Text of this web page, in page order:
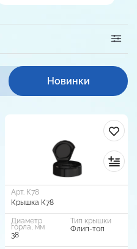
Новинки
Арт. К78
Крышка К78
Диаметр
горла, мм
38
Тип крышки
Флип-топ